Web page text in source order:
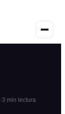
·3 min lectura